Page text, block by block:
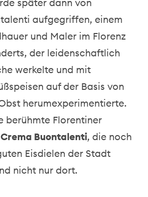
später dann von
aufgegriffen, einem
und Maler im Florenz
der leidenschaftlich
werkelte und mit
auf der Basis von
herumexperimentierte.
berühmte Florentiner
Crema Buontalenti, die noch
Eisdielen der Stadt
nicht nur dort.